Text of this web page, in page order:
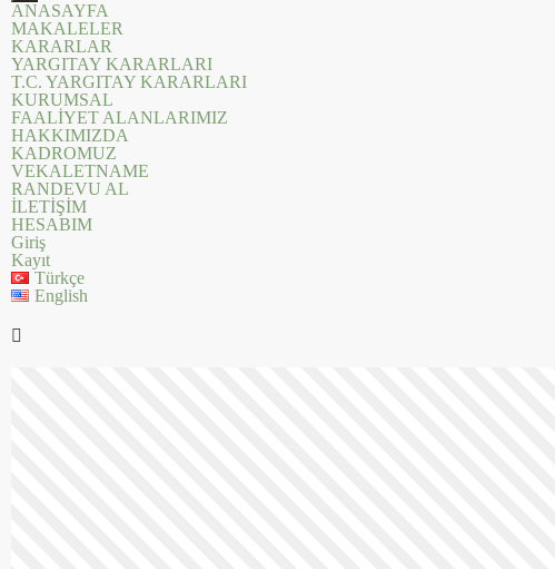
ANASAYFA
MAKALELER
KARARLAR
YARGITAY KARARLARI
T.C. YARGITAY KARARLARI
KURUMSAL
FAALİYET ALANLARIMIZ
HAKKIMIZDA
KADROMUZ
VEKALETNAME
RANDEVU AL
İLETİŞİM
HESABIM
Giriş
Kayıt
Türkçe
English